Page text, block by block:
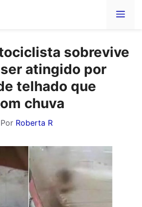
sobrevive
atingido por
telhado que
chuva
Por Roberta R